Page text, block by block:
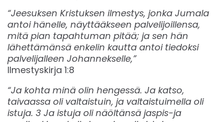
“Jeesuksen Kristuksen ilmestys, jonka Jumala
antoi hänelle, näyttääkseen palvelijoillensa,
mitä pian tapahtuman pitää; ja sen hän
lähettämänsä enkelin kautta antoi tiedoksi
palvelijalleen Johannekselle,”
Ilmestyskirja 1:8‬‬
“Ja kohta minä olin hengessä. Ja katso,
taivaassa oli valtaistuin, ja valtaistuimella oli
istuja. 3 Ja istuja oli näöltänsä jaspis-ja